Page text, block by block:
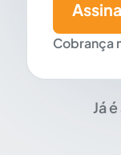
Cobrança
Já